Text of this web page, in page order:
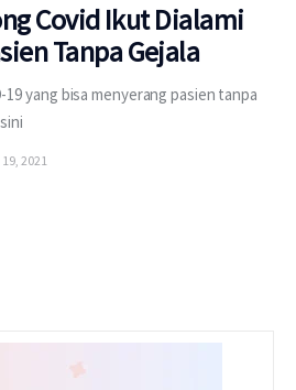
Covid Ikut Dialami
Tanpa Gejala
19 yang bisa menyerang pasien tanpa
2021